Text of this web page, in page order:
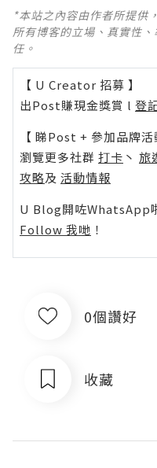
*本站之內容由作者所提供
所有博客的立場、真實性
任。
【 U Creator 招募 】
出Post賺現金獎賞 l 登
【 睇Post + 參加品牌活
瀏覽更多社群 打卡 丶 旅
攻略及 活動情報
U Blog開咗WhatsApp
Follow 我哋 ！
0個讚好
收藏